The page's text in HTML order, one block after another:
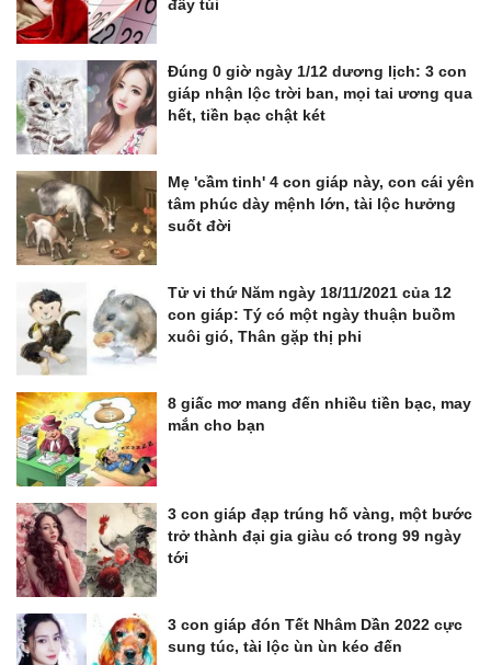
đầy túi
Đúng 0 giờ ngày 1/12 dương lịch: 3 con
giáp nhận lộc trời ban, mọi tai ương qua
hết, tiền bạc chật két
Mẹ 'cầm tinh' 4 con giáp này, con cái yên
tâm phúc dày mệnh lớn, tài lộc hưởng
suốt đời
Tử vi thứ Năm ngày 18/11/2021 của 12
con giáp: Tý có một ngày thuận buồm
xuôi gió, Thân gặp thị phi
8 giấc mơ mang đến nhiều tiền bạc, may
mắn cho bạn
3 con giáp đạp trúng hố vàng, một bước
trở thành đại gia giàu có trong 99 ngày
tới
3 con giáp đón Tết Nhâm Dần 2022 cực
sung túc, tài lộc ùn ùn kéo đến